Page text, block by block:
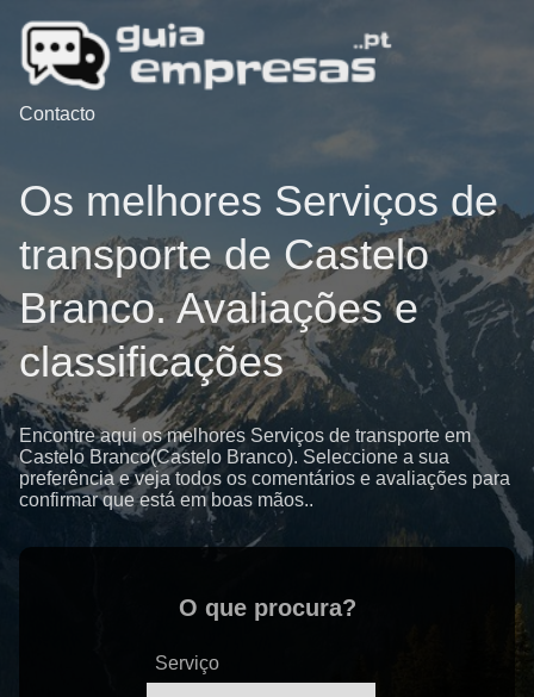
Contacto
Os melhores Serviços de
transporte de Castelo
Branco. Avaliações e
classificações
Encontre aqui os melhores Serviços de transporte em
Castelo Branco(Castelo Branco). Seleccione a sua
preferência e veja todos os comentários e avaliações para
confirmar que está em boas mãos..
O que procura?
Serviço